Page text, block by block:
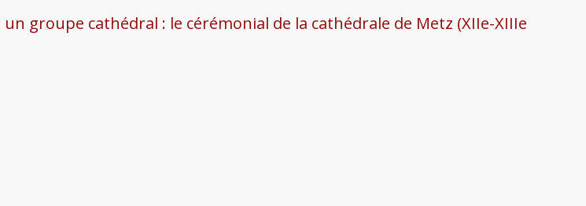
groupe cathédral : le cérémonial de la cathédrale de Metz (XIIe-XIIIe